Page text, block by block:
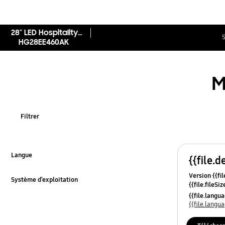
28" LED Hospitality Display
HG28EE460AK
Filtrer
Langue
Système d’exploitation
Version